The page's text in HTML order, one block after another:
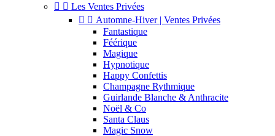
  Les Ventes Privées
  Automne-Hiver | Ventes Privées
Fantastique
Féérique
Magique
Hypnotique
Happy Confettis
Champagne Rythmique
Guirlande Blanche & Anthracite
Noël & Co
Santa Claus
Magic Snow